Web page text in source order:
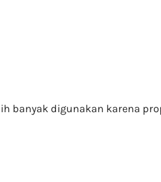
banyak digunakan karena